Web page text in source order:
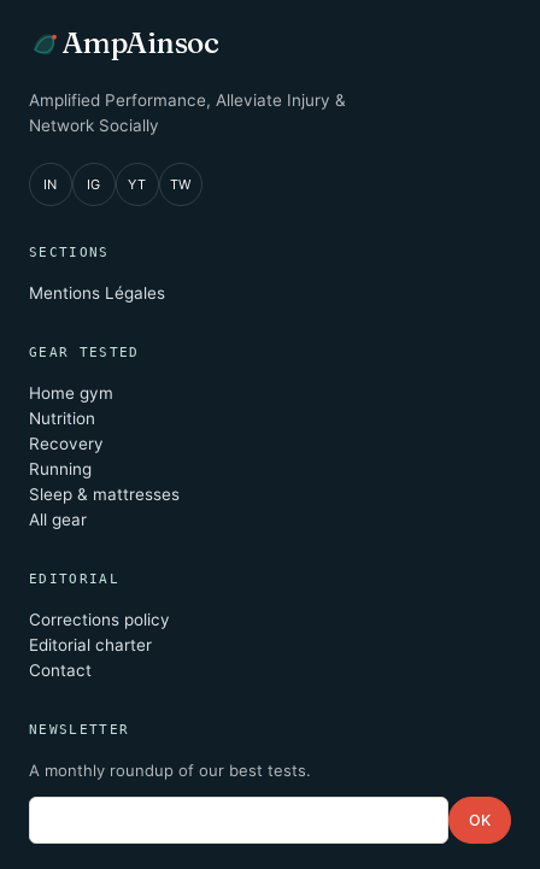
AmpAinsoc
Amplified Performance, Alleviate Injury &
Network Socially
IN IG YT TW
SECTIONS
Mentions Légales
GEAR TESTED
Home gym
Nutrition
Recovery
Running
Sleep & mattresses
All gear
EDITORIAL
Corrections policy
Editorial charter
Contact
NEWSLETTER
A monthly roundup of our best tests.
Email OK